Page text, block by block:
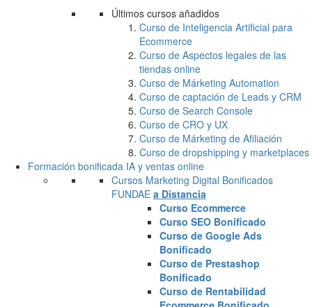
Últimos cursos añadidos
Curso de Inteligencia Artificial para
Ecommerce
Curso de Aspectos legales de las
tiendas online
Curso de Márketing Automation
Curso de captación de Leads y CRM
Curso de Search Console
Curso de CRO y UX
Curso de Márketing de Afiliación
Curso de dropshipping y marketplaces
Formación bonificada IA y ventas online
Cursos Marketing Digital Bonificados
FUNDAE a Distancia
Curso Ecommerce
Curso SEO Bonificado
Curso de Google Ads
Bonificado
Curso de Prestashop
Bonificado
Curso de Rentabilidad